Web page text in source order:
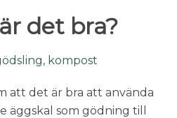
det bra?
kompost
att det är bra att använda
äggskal som gödning till